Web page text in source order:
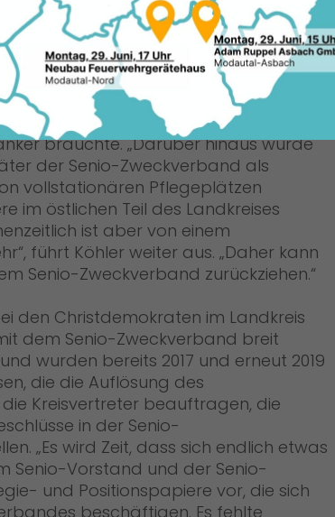
Der Senio-Zweckverband war nötig
geworden, weil die ursprüngliche
Gersprenz gGmbH durch
Missmanagement in bedrohliche
Schieflage geraten war und deshalb
brauchte. „Darüber hinaus wurde
der Senio-Zweckverband als
vollstationären Pflegeplätzen
im östlichen Teil des Landkreises
ist aber von einem
führt Köhler weiter aus. „Daher kann
Senio-Zweckverband zurückziehen.“
den Christdemokraten im Landkreis
dem Senio-Zweckverband breit
wurden bereits 2017 und erneut 2019
die die Auflösung des
Kreisvertreter beauftragen, die
in der Senio-
„Es wird Zeit, dass sich endlich etwas
Senio-Vorstand und der Senio-
und Positionspapiere vor, die sich
beschäftigen. Es fehlte